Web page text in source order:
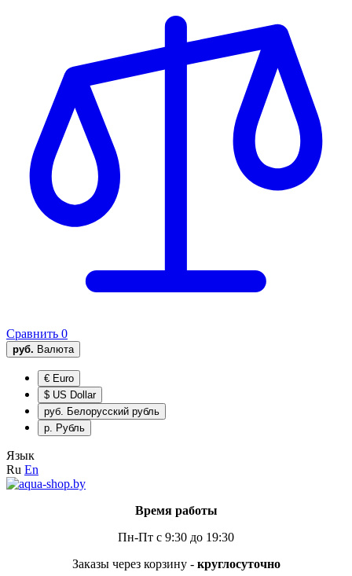
Сравнить 0
руб. Валюта
€ Euro
$ US Dollar
руб. Белорусский рубль
р. Рубль
Язык
Ru En
Время работы
Пн-Пт с 9:30 до 19:30
Заказы через корзину - круглосуточно